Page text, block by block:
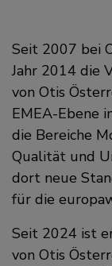
Seit 2007 bei
Jahr 2014 die
von Otis
EMEA-Ebene
die Bereiche
Qualität und
dort neue
für die
Seit 2024 ist
von Otis